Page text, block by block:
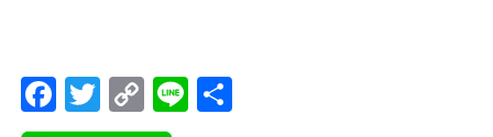
F T C Li